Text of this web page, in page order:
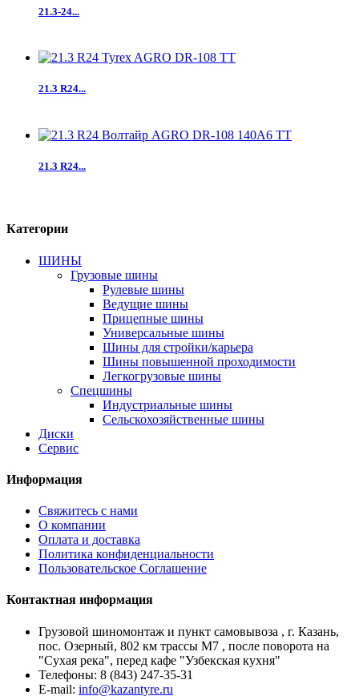
21.3-24...
21.3 R24...
21.3 R24...
Категории
ШИНЫ
Грузовые шины
Рулевые шины
Ведущие шины
Прицепные шины
Универсальные шины
Шины для стройки/карьера
Шины повышенной проходимости
Легкогрузовые шины
Спецшины
Индустриальные шины
Сельскохозяйственные шины
Диски
Сервис
Информация
Свяжитесь с нами
О компании
Оплата и доставка
Политика конфиденциальности
Пользовательское Соглашение
Контактная информация
Грузовой шиномонтаж и пункт самовывоза , г. Казань,
пос. Озерный, 802 км трассы М7 , после поворота на
"Сухая река", перед кафе "Узбекская кухня"
Телефоны: 8 (843) 247-35-31
E-mail: info@kazantyre.ru